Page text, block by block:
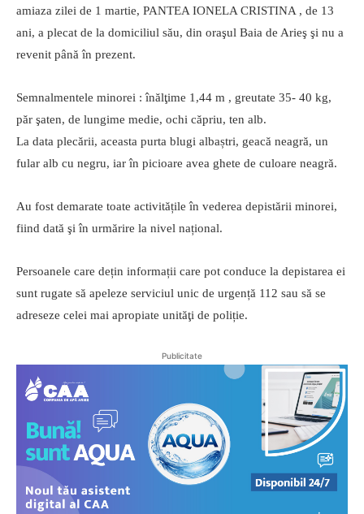
amiaza zilei de 1 martie, PANTEA IONELA CRISTINA , de 13
ani, a plecat de la domiciliul său, din oraşul Baia de Arieş şi nu a
revenit până în prezent.
Semnalmentele minorei : înălţime 1,44 m , greutate 35- 40 kg,
păr şaten, de lungime medie, ochi căpriu, ten alb.
La data plecării, aceasta purta blugi albaștri, geacă neagră, un
fular alb cu negru, iar în picioare avea ghete de culoare neagră.
Au fost demarate toate activitățile în vederea depistării minorei,
fiind dată şi în urmărire la nivel național.
Persoanele care dețin informații care pot conduce la depistarea ei
sunt rugate să apeleze serviciul unic de urgență 112 sau să se
adreseze celei mai apropiate unităţi de poliție.
Publicitate